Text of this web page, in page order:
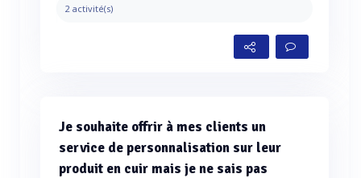
2 activité(s)
Je souhaite offrir à mes clients un
service de personnalisation sur leur
produit en cuir mais je ne sais pas